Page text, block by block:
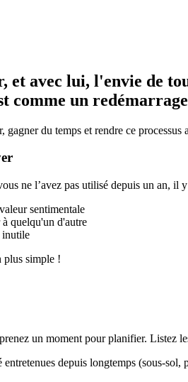
et avec lui, l'envie de
comme un
du temps et rendre ce processus
ne l’avez pas utilisé depuis un an, il
sentimentale
quelqu'un d'autre
inutile
plus simple !
un moment pour planifier. Listez
depuis longtemps (sous-